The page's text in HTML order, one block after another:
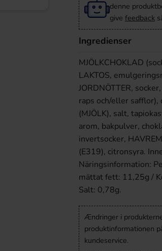
denne
give feedback
Ingredienser
MJÖLKCHOKLAD
LAKTOS,
JORDNÖTTER,
raps och/eller safflor),
(MJÖLK), salt,
arom, bakpulver,
invertsocker,
(E319), citronsyra.
Näringsinformation:
mättat fett: 11,25g /
Salt: 0,78g.
Ændringer i
produktinformationen
kundeservice.